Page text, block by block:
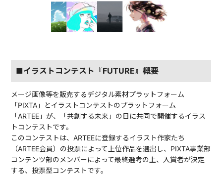
■イラストコンテスト『FUTURE』概要
メージ画像等を販売するデジタル素材プラットフォーム
「PIXTA」とイラストコンテストのプラットフォーム
「ARTEE」が、「共創する未来」の日に共同で開催するイラス
トコンテストです。
このコンテストは、ARTEEに登録するイラスト作家たち
（ARTEE会員）の投票によって上位作品を選出し、PIXTA事業部
コンテンツ部のメンバーによって最終選考の上、入賞者が決定
する、投票型コンテストです。